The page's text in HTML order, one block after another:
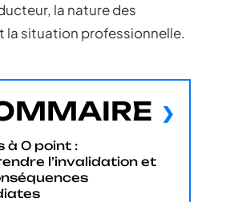
la nature des
la situation professionnelle.
à 0 point :
l’invalidation et